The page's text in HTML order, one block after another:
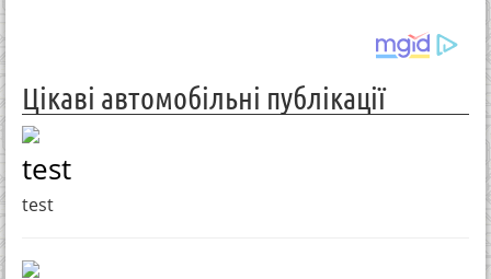
Цікаві автомобільні публікації
test
test